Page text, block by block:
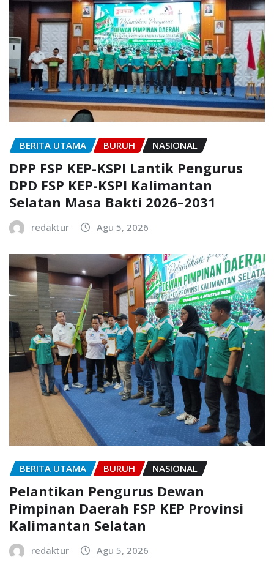
BERITA UTAMA BURUH NASIONAL
DPP FSP KEP-KSPI Lantik Pengurus
DPD FSP KEP-KSPI Kalimantan
Selatan Masa Bakti 2026–2031
redaktur Agu 5, 2026
BERITA UTAMA BURUH NASIONAL
Pelantikan Pengurus Dewan
Pimpinan Daerah FSP KEP Provinsi
Kalimantan Selatan
redaktur Agu 5, 2026